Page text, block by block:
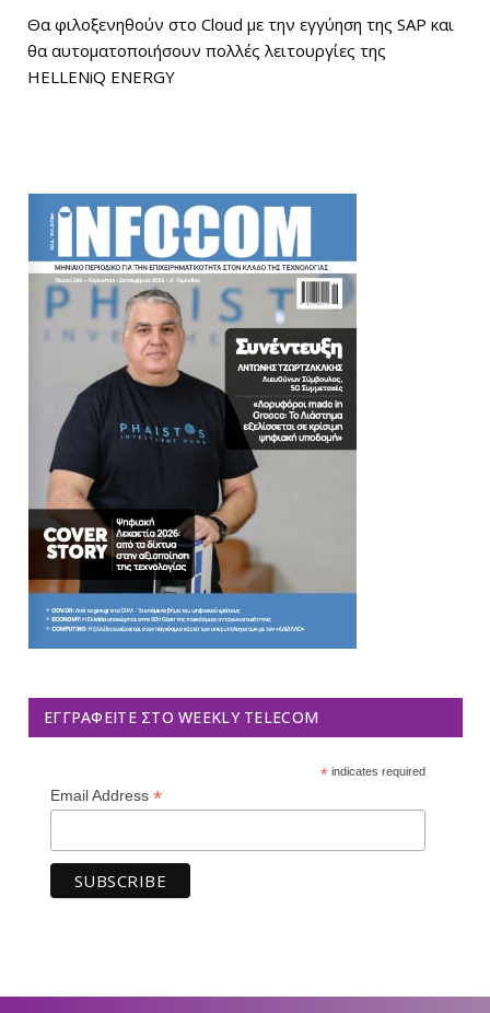
Θα φιλοξενηθούν στο Cloud με την εγγύηση της SAP και
θα αυτοματοποιήσουν πολλές λειτουργίες της
HELLENiQ ENERGY
ΕΓΓΡΑΦΕΊΤΕ ΣΤΟ WEEKLY TELECOM
*indicates required
Email Address *